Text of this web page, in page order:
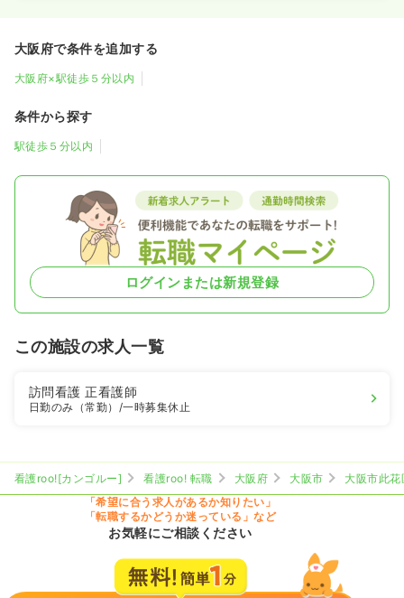
大阪府で条件を追加する
大阪府×駅徒歩５分以内
条件から探す
駅徒歩５分以内
ログインまたは新規登録
この施設の求人一覧
訪問看護正看護師
日勤のみ（常勤） /一時募集休止
看護roo![カンゴルー] 看護roo! 転職 大阪府 大阪市
大阪市此花
「希望に合う求人があるか知りたい」
「転職するかどうか迷っている」など
お気軽にご相談ください